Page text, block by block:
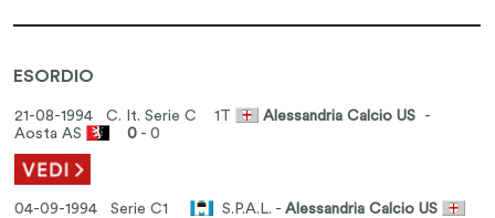
ESORDIO
21-08-1994 C. It. Serie C 1T Alessandria Calcio US -
Aosta AS
0 - 0
04-09-1994 Serie C1 S.P.A.L. -Alessandria Calcio US